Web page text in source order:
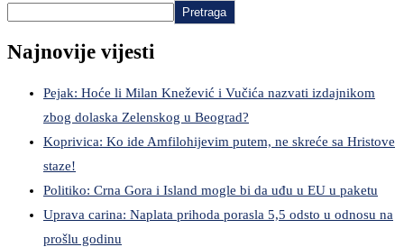
Pretraga
Najnovije vijesti
Pejak: Hoće li Milan Knežević i Vučića nazvati izdajnikom
zbog dolaska Zelenskog u Beograd?
Koprivica: Ko ide Amfilohijevim putem, ne skreće sa Hristove
staze!
Politiko: Crna Gora i Island mogle bi da uđu u EU u paketu
Uprava carina: Naplata prihoda porasla 5,5 odsto u odnosu na
prošlu godinu